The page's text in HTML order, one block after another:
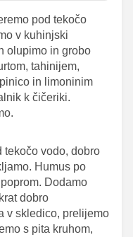
pod tekočo
v kuhinjski
olupimo in grobo
tahinijem,
in limoninim
k čičeriki.
tekočo vodo, dobro
Humus po
Dodamo
dobro
v skledico, prelijemo
s pita kruhom,